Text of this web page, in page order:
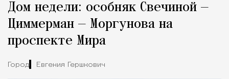
Дом недели: особняк Свечиной —
Циммерман — Моргунова на
проспекте Мира
Город Евгения Гершкович